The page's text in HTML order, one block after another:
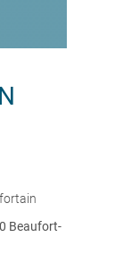
Beaufort-